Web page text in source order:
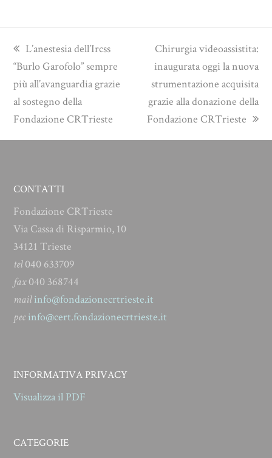
previous
post:
L’anestesia dell’Ircss
“Burlo Garofolo” sempre
più all’avanguardia grazie
al sostegno della
Fondazione CRTrieste
next
post:
Chirurgia videoassistita:
inaugurata oggi la nuova
strumentazione acquisita
grazie alla donazione della
Fondazione CRTrieste
CONTATTI
Fondazione CRTrieste
Via Cassa di Risparmio, 10
34121 Trieste
tel040 633709
fax040 368744
mailinfo@fondazionecrtrieste.it
pecinfo@cert.fondazionecrtrieste.it
INFORMATIVA PRIVACY
Visualizza il PDF
CATEGORIE